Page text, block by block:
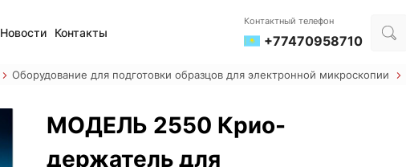
Новости Контакты
Контактный телефон
+77470958710
Оборудование для подготовки образцов для электронной микроскопии
МОДЕЛЬ 2550 Крио-
держатель для